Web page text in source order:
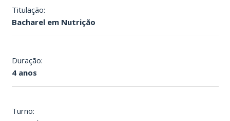
Titulação:
Bacharel em Nutrição
Duração:
4 anos
Turno: